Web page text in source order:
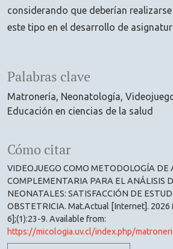
Palabras clave
Matronería Neonatología
Educación en ciencias de la salud
Cómo citar
VIDEOJUEGO COMO METODOLOGÍA DE
COMPLEMENTARIA PARA EL ANÁLISIS
NEONATALES: SATISFACCIÓN DE
OBSTETRICIA. Mat.Actual [Internet]. 2026
6];(1):23-9. Available from:
https://micologia.uv.cl/index.php/
considerando que deberían
este tipo en el desarrollo de